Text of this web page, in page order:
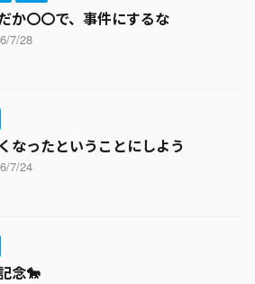
か〇〇で、事件にするな
7/28
なったということにしよう
7/24
念🐎